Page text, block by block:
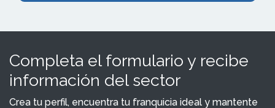
Completa el formulario y recibe
información del sector
Crea tu perfil, encuentra tu franquicia ideal y mantente